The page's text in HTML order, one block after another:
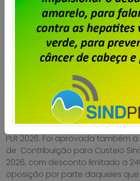
Dataprev:
aprovam proposta da
Imprensa
Em assembleia realizada ontem,
do Sindpd-RJ, os trabalhadores
Dataprev aprovaram a
PLR 2026. Foi aprovada também
de Contribuição para Custeio
2026, com desconto limitado a
oposição por parte daqueles que